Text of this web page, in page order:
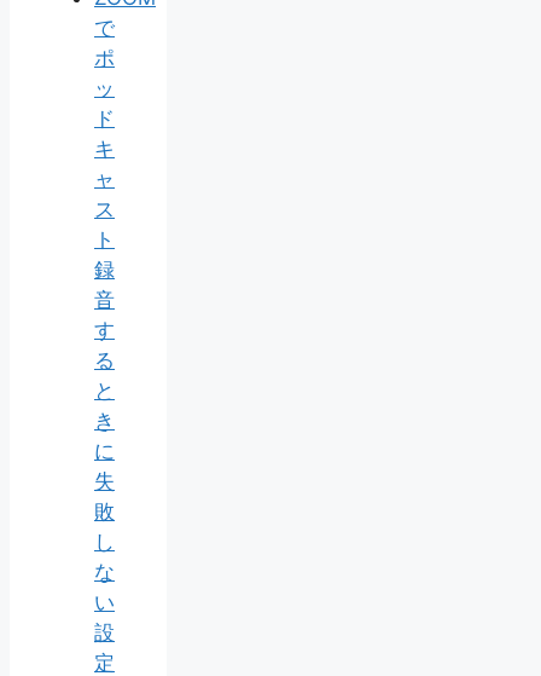
で
ポ
ッ
ド
キ
ャ
ス
ト
録
音
す
る
と
き
に
失
敗
し
な
い
設
定